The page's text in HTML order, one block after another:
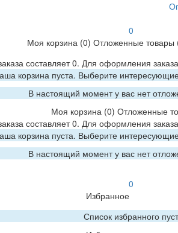
0
Моя корзина (0) Отложенные товары
составляет 0. Для оформления
корзина пуста. Выберите
В настоящий момент у вас нет
Моя корзина(0) Отложенные
составляет 0. Для оформления
корзина пуста. Выберите
В настоящий момент у вас нет
0
Избранное
Список избранного